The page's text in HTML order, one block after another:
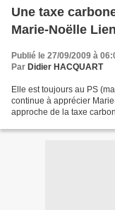
Une taxe
Marie-Noëlle
Publié le 27/09/2009 à
Par Didier HACQUART
Elle est toujours au PS
continue à apprécier
approche de la taxe